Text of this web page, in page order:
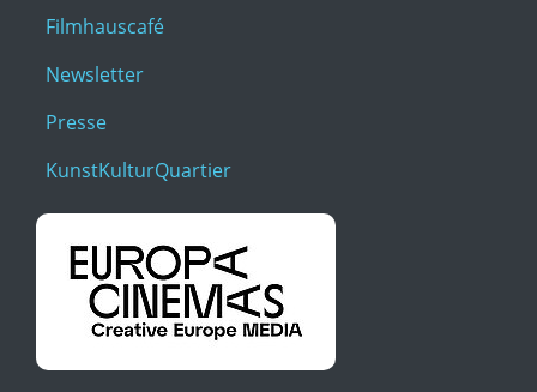
Filmhauscafé
Newsletter
Presse
KunstKulturQuartier